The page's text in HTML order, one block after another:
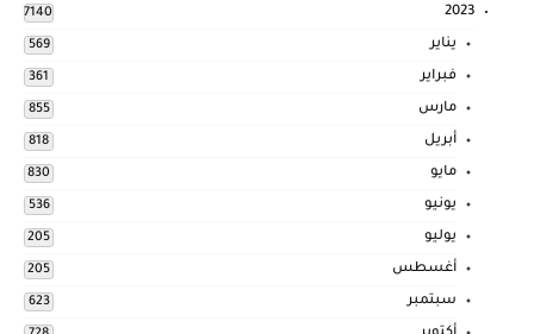
2023
7140
يناير 569
فبراير 361
مارس 855
أبريل 818
مايو 830
يونيو 536
يوليو 205
أغسطس 205
سبتمبر 623